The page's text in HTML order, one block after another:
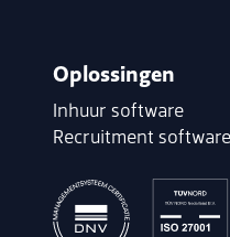
Oplossingen
Inhuur software
Recruitment software